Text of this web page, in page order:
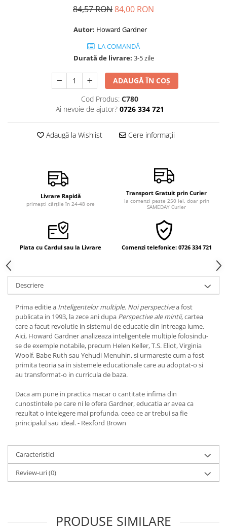
Psihologie practică
Seria Masaru Emoto
Inspiraţie divină
Vindecare spirituală
Viaţa de după moarte
Cristale
Supă de pui pentru suflet
Yoga
Oracol
Spiritualitate şi ştiinţă
Fără categorie
Cunoaștere
84,57 RON84,00 RON
Autor: Howard Gardner
LA COMANDĂ
Durată de livrare: 3-5 zile
ADAUGĂ ÎN COȘ
Cod Produs: C780
Ai nevoie de ajutor? 0726 334 721
Adaugă la Wishlist Cere informații
Livrare Rapidă
primești cărțile în 24-48 ore
Transport Gratuit prin Curier
la comenzi peste 250 lei, doar prin
SAMEDAY Curier
Plata cu Cardul sau la Livrare Comenzi telefonice: 0726 334 721
Descriere
Prima editie a Inteligentelor multiple. Noi perspectivea fost
publicata in 1993, la zece ani dupa Perspective ale mintii, cartea
care a facut revolutie in sistemul de educatie din intreaga lume.
Aici, Howard Gardner analizeaza inteligentele multiple folosindu-
se de exemple notabile, precum Helen Keller, T.S. Eliot, Virginia
Woolf, Babe Ruth sau Yehudi Menuhin, si urmareste cum a fost
primita teoria sa in sistemele educationale care au adoptat-o si
au transformat-o in curricula de baza.
Daca am pune in practica macar o cantitate infima din
cunostintele pe care ni le ofera Gardner, educatia ar avea ca
rezultat o intelegere mai profunda, ceea ce ar trebui sa fie
principalul sau ideal. - Rexford Brown
Caracteristici
Review-uri(0)
PRODUSE SIMILARE